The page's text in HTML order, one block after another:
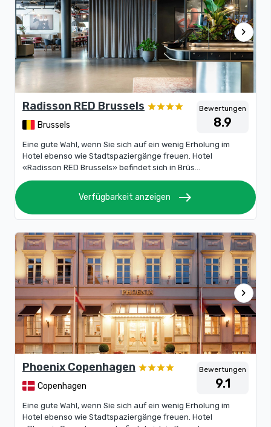
chevron_right
Radisson RED Brussels
Brussels
Bewertungen
8.9
Eine gute Wahl, wenn Sie sich auf ein wenig Erholung im
Hotel ebenso wie Stadtspaziergänge freuen. Hotel
«Radisson RED Brussels» befindet sich in Brüs...
Verfügbarkeit anzeigen east
chevron_right
Phoenix Copenhagen
Copenhagen
Bewertungen
9.1
Eine gute Wahl, wenn Sie sich auf ein wenig Erholung im
Hotel ebenso wie Stadtspaziergänge freuen. Hotel